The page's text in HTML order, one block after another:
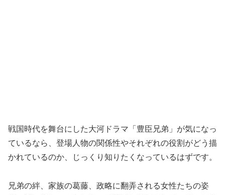
戦国時代を舞台にした大河ドラマ「豊臣兄弟」が気になっ
ているなら、登場人物の関係性やそれぞれの役割がどう描
かれているのか、じっくり知りたくなっているはずです。
兄弟の絆、家族の葛藤、政略に翻弄される女性たちの姿